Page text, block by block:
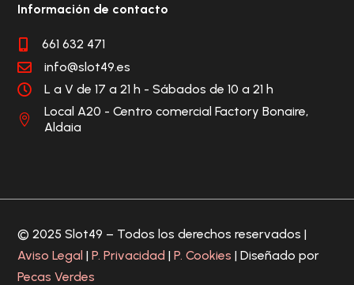
Información de contacto
 661 632 471
 info@slot49.es
 L a V de 17 a 21 h - Sábados de 10 a 21 h

Local A20 - Centro comercial Factory Bonaire,
Aldaia
© 2025 Slot49 – Todos los derechos reservados |
Aviso Legal |P. Privacidad |P. Cookies | Diseñado por
Pecas Verdes